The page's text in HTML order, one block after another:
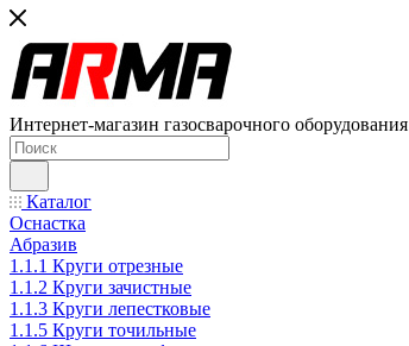
Интернет-магазин газосварочного оборудования
Каталог
Оснастка
Абразив
1.1.1 Круги отрезные
1.1.2 Круги зачистные
1.1.3 Круги лепестковые
1.1.5 Круги точильные